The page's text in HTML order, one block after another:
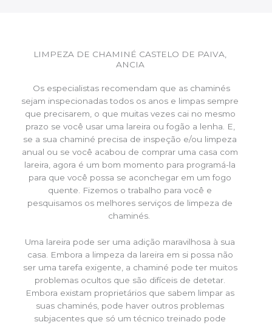
LIMPEZA DE CHAMINÉ CASTELO DE PAIVA,
ANCIA
Os especialistas recomendam que as chaminés
sejam inspecionadas todos os anos e limpas sempre
que precisarem, o que muitas vezes cai no mesmo
prazo se você usar uma lareira ou fogão a lenha. E,
se a sua chaminé precisa de inspeção e/ou limpeza
anual ou se você acabou de comprar uma casa com
lareira, agora é um bom momento para programá-la
para que você possa se aconchegar em um fogo
quente. Fizemos o trabalho para você e
pesquisamos os melhores serviços de limpeza de
chaminés.
Uma lareira pode ser uma adição maravilhosa à sua
casa. Embora a limpeza da lareira em si possa não
ser uma tarefa exigente, a chaminé pode ter muitos
problemas ocultos que são difíceis de detetar.
Embora existam proprietários que sabem limpar as
suas chaminés, pode haver outros problemas
subjacentes que só um técnico treinado pode